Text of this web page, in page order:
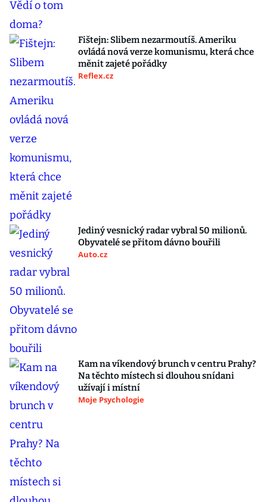
Fištejn: Slibem nezarmoutíš. Ameriku
ovládá nová verze komunismu, která chce
měnit zajeté pořádky
Reflex.cz
Jediný vesnický radar vybral 50 milionů.
Obyvatelé se přitom dávno bouřili
Auto.cz
Kam na víkendový brunch v centru Prahy?
Na těchto místech si dlouhou snídani
užívají i místní
Moje Psychologie